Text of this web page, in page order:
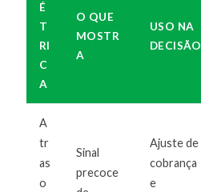
É
T
RI
C
A
O QUE
MOSTR
A
USO NA
DECISÃO
A
tr
as
o
Sinal
precoce
Ajuste de
cobrança
e